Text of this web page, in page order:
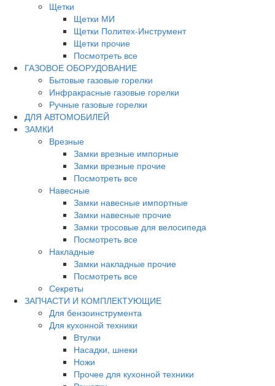
Щетки
Щетки МИ
Щетки Политех-Инструмент
Щетки прочие
Посмотреть все
ГАЗОВОЕ ОБОРУДОВАНИЕ
Бытовые газовые горелки
Инфракрасные газовые горелки
Ручные газовые горелки
ДЛЯ АВТОМОБИЛЕЙ
ЗАМКИ
Врезные
Замки врезные импорные
Замки врезные прочие
Посмотреть все
Навесные
Замки навесные импортные
Замки навесные прочие
Замки тросовые для велосипеда
Посмотреть все
Накладные
Замки накладные прочие
Посмотреть все
Секреты
ЗАПЧАСТИ И КОМПЛЕКТУЮЩИЕ
Для бензоинструмента
Для кухонной техники
Втулки
Насадки, шнеки
Ножи
Прочее для кухонной техники